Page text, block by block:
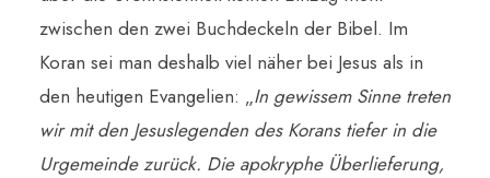
zwischen den zwei Buchdeckeln der Bibel. Im
Koran sei man deshalb viel näher bei Jesus als in
den heutigen Evangelien: „In gewissem Sinne treten
wir mit den Jesuslegenden des Korans tiefer in die
Urgemeinde zurück. Die apokryphe Überlieferung,